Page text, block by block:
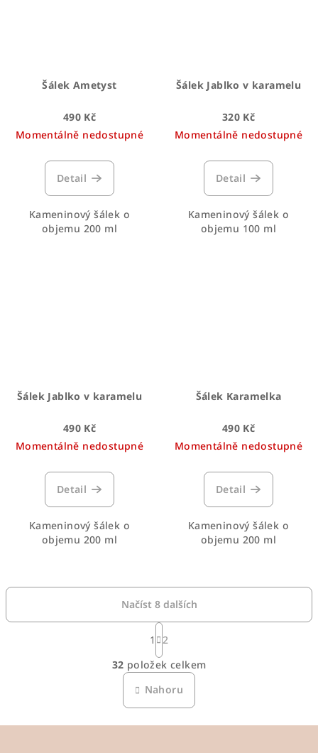
Šálek Ametyst
490 Kč
Momentálně nedostupné
Detail
Kameninový šálek o
objemu 200 ml
Šálek Jablko v karamelu
320 Kč
Momentálně nedostupné
Detail
Kameninový šálek o
objemu 100 ml
Šálek Jablko v karamelu
490 Kč
Momentálně nedostupné
Detail
Kameninový šálek o
objemu 200 ml
Šálek Karamelka
490 Kč
Momentálně nedostupné
Detail
Kameninový šálek o
objemu 200 ml
O
v
l
á
Načíst 8 dalších
S
t
r
á
n
k
o
v
1
2
32 položek celkem
Nahoru